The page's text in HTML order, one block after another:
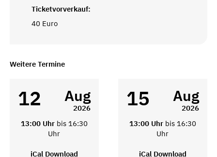
Ticketvorverkauf:
40 Euro
Weitere Termine
12 Aug
2026
13:00 Uhr bis 16:30
Uhr
iCal Download
15 Aug
2026
13:00 Uhr bis 16:30
Uhr
iCal Download